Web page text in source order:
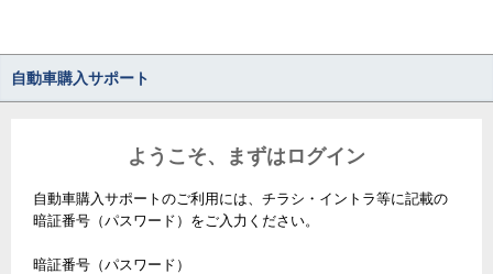
自動車購入サポート
ようこそ、まずはログイン
自動車購入サポートのご利用には、チラシ・イントラ等に記載の
暗証番号（パスワード）をご入力ください。
暗証番号（パスワード）